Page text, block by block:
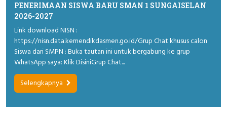
PENERIMAAN SISWA BARU SMAN 1 SUNGAISELAN
2026-2027
Link download NISN :
https://nisn.data.kemendikdasmen.go.id/Grup Chat khusus calon
Siswa dari SMPN : Buka tautan ini untuk bergabung ke grup
WhatsApp saya: Klik DisiniGrup Chat...
Selengkapnya